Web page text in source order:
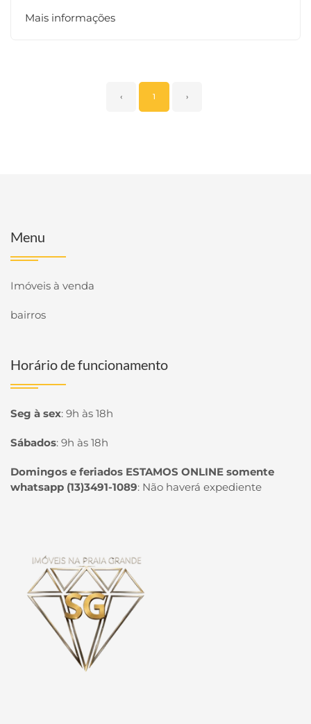
Mais informações
‹ 1 ›
Menu
Imóveis à venda
bairros
Horário de funcionamento
Seg à sex: 9h às 18h
Sábados: 9h às 18h
Domingos e feriados ESTAMOS ONLINE somente
whatsapp (13)3491-1089: Não haverá expediente